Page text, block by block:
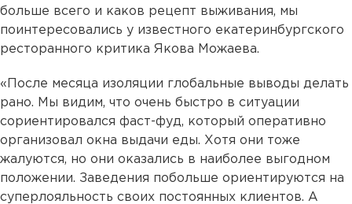
больше всего и каков рецепт выживания, мы
поинтересовались у известного екатеринбургского
ресторанного критика Якова Можаева.
«После месяца изоляции глобальные выводы делать
рано. Мы видим, что очень быстро в ситуации
сориентировался фаст-фуд, который оперативно
организовал окна выдачи еды. Хотя они тоже
жалуются, но они оказались в наиболее выгодном
положении. Заведения побольше ориентируются на
суперлояльность своих постоянных клиентов. А